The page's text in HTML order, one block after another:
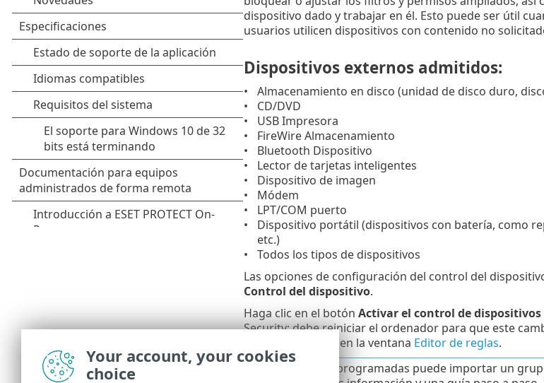
dispositivo dado y trabajar en él. Esto puede ser útil
usuarios utilicen dispositivos con contenido no
Dispositivos externos admitidos:
Almacenamiento en disco (unidad de disco duro,
CD/DVD
USB Impresora
FireWire Almacenamiento
Bluetooth Dispositivo
Lector de tarjetas inteligentes
Dispositivo de imagen
Módem
LPT/COM puerto
Dispositivo portátil (dispositivos con batería, como
etc.)
Todos los tipos de dispositivos
Las opciones de configuración del control del
Control del dispositivo.
Haga clic en el botón Activar el control de dispositivos
Security; debe reiniciar el ordenador para que este
en la ventana Editor de reglas.
Con tareas programadas puede importar un
Your account, your cookies
choice